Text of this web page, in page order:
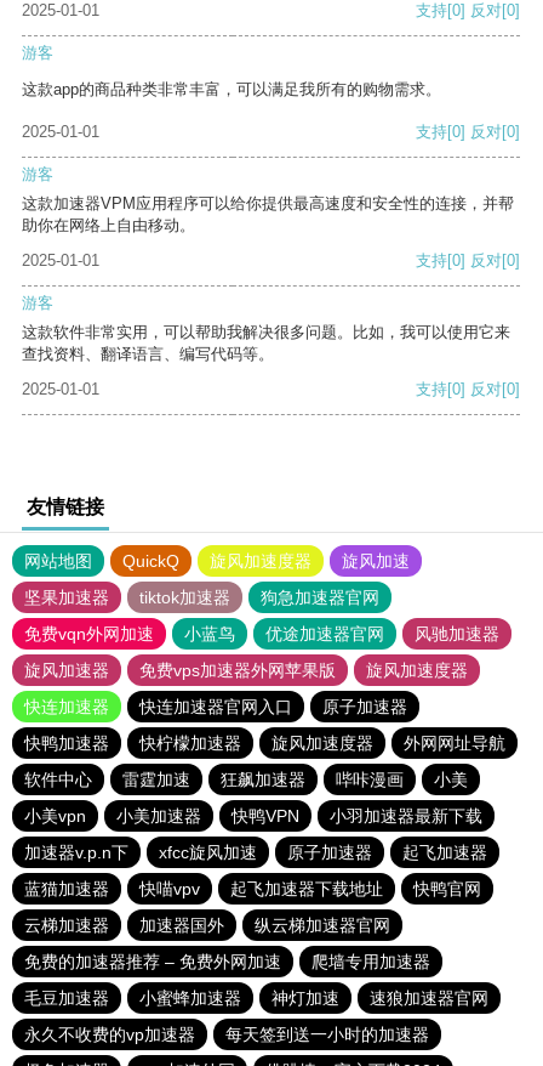
2025-01-01 支持[0] 反对[0]
游客
这款app的商品种类非常丰富，可以满足我所有的购物需求。
2025-01-01 支持[0] 反对[0]
游客
这款加速器VPM应用程序可以给你提供最高速度和安全性的连接，并帮
助你在网络上自由移动。
2025-01-01
支持[0] 反对[0]
游客
这款软件非常实用，可以帮助我解决很多问题。比如，我可以使用它来
查找资料、翻译语言、编写代码等。
2025-01-01
支持[0] 反对[0]
友情链接
网站地图 QuickQ 旋风加速度器
旋风加速
坚果加速器
tiktok加速器
狗急加速器官网
免费vqn外网加速
小蓝鸟 优途加速器官网
风驰加速器
旋风加速器
免费vps加速器外网苹果版
旋风加速度器
快连加速器
快连加速器官网入口
原子加速器
快鸭加速器
快柠檬加速器 旋风加速度器
外网网址导航
软件中心
雷霆加速 狂飙加速器 哔咔漫画
小美
小美vpn
小美加速器 快鸭VPN
小羽加速器最新下载
加速器v.p.n下
xfcc旋风加速 原子加速器
起飞加速器
蓝猫加速器
快喵vpv 起飞加速器下载地址
快鸭官网
云梯加速器
加速器国外
纵云梯加速器官网
免费的加速器推荐 – 免费外网加速
爬墙专用加速器
毛豆加速器
小蜜蜂加速器 神灯加速
速狼加速器官网
永久不收费的vp加速器
每天签到送一小时的加速器